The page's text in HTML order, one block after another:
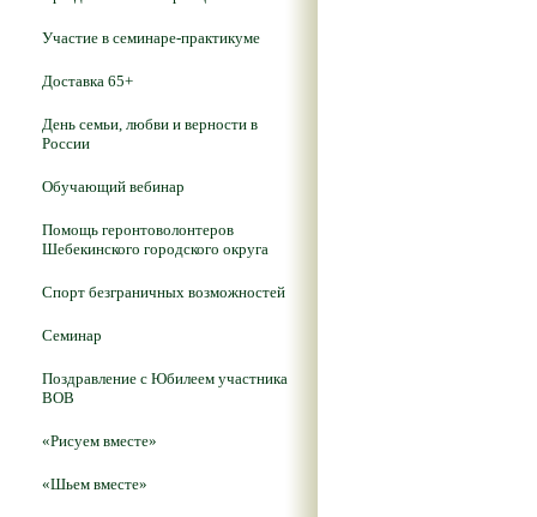
Участие в семинаре-практикуме
Доставка 65+
День семьи, любви и верности в
России
Обучающий вебинар
Помощь геронтоволонтеров
Шебекинского городского округа
Спорт безграничных возможностей
Семинар
Поздравление с Юбилеем участника
ВОВ
«Рисуем вместе»
«Шьем вместе»